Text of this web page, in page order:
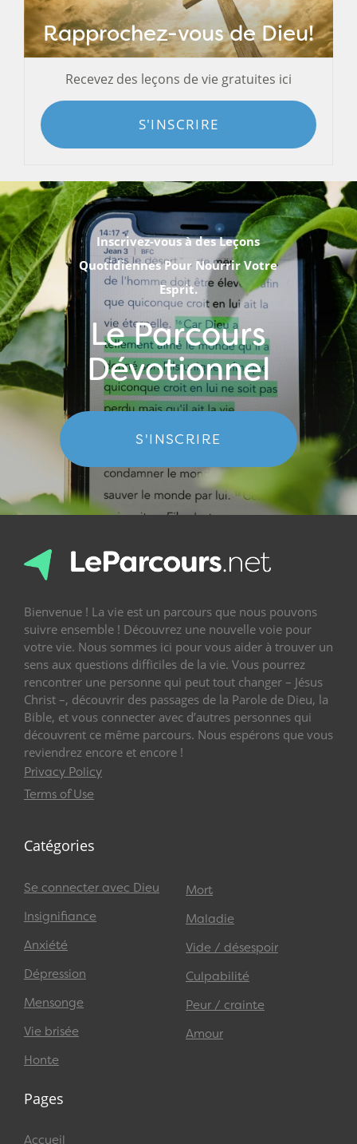
Rapprochez-vous de Dieu!
Recevez des leçons de vie gratuites ici
S'INSCRIRE
Inscrivez-vous à des Leçons
Quotidiennes Pour Nourrir Votre
Esprit.
Le Parcours
Dévotionnel
S'INSCRIRE
Bienvenue ! La vie est un parcours que nous pouvons
suivre ensemble ! Découvrez une nouvelle voie pour
votre vie. Nous sommes ici pour vous aider à trouver un
sens aux questions difficiles de la vie. Vous pourrez
rencontrer une personne qui peut tout changer – Jésus
Christ –, découvrir des passages de la Parole de Dieu, la
Bible, et vous connecter avec d’autres personnes qui
découvrent ce même parcours. Nous espérons que vous
reviendrez encore et encore !
Privacy Policy
Terms of Use
Catégories
Se connecter avec Dieu
Insignifiance
Anxiété
Dépression
Mensonge
Vie brisée
Honte
Mort
Maladie
Vide / désespoir
Culpabilité
Peur / crainte
Amour
Pages
Accueil